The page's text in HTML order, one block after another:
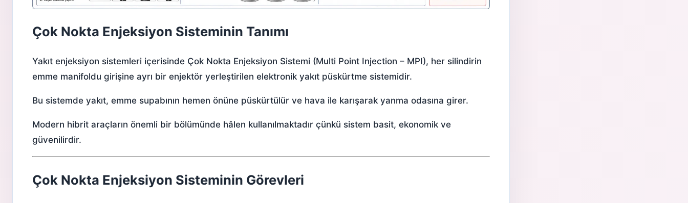
Çok Nokta Enjeksiyon Sisteminin Tanımı
Yakıt enjeksiyon sistemleri içerisinde Çok Nokta Enjeksiyon Sistemi (Multi Point Injection – MPI), her silindirin
emme manifoldu girişine ayrı bir enjektör yerleştirilen elektronik yakıt püskürtme sistemidir.
Bu sistemde yakıt, emme supabının hemen önüne püskürtülür ve hava ile karışarak yanma odasına girer.
Modern hibrit araçların önemli bir bölümünde hâlen kullanılmaktadır çünkü sistem basit, ekonomik ve
güvenilirdir.
Çok Nokta Enjeksiyon Sisteminin Görevleri